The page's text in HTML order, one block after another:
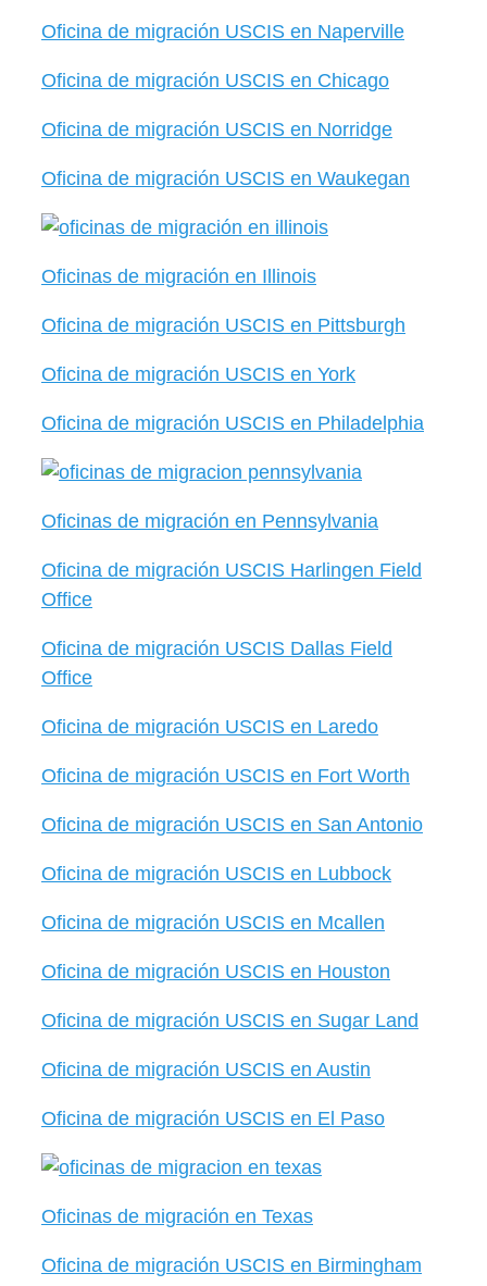
Oficina de migración USCIS en Naperville
Oficina de migración USCIS en Chicago
Oficina de migración USCIS en Norridge
Oficina de migración USCIS en Waukegan
Oficinas de migración en Illinois
Oficina de migración USCIS en Pittsburgh
Oficina de migración USCIS en York
Oficina de migración USCIS en Philadelphia
Oficinas de migración en Pennsylvania
Oficina de migración USCIS Harlingen Field
Office
Oficina de migración USCIS Dallas Field
Office
Oficina de migración USCIS en Laredo
Oficina de migración USCIS en Fort Worth
Oficina de migración USCIS en San Antonio
Oficina de migración USCIS en Lubbock
Oficina de migración USCIS en Mcallen
Oficina de migración USCIS en Houston
Oficina de migración USCIS en Sugar Land
Oficina de migración USCIS en Austin
Oficina de migración USCIS en El Paso
Oficinas de migración en Texas
Oficina de migración USCIS en Birmingham